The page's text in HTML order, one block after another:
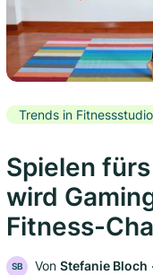
Trends in
Spielen
wird
Fitness-
SB Von Stefanie Bloch ‧